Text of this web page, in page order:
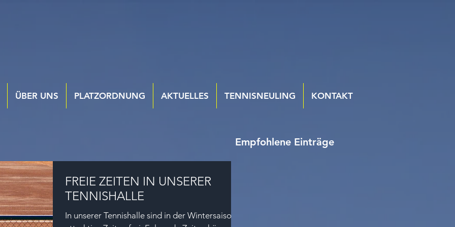
Empfohlene Einträge
FREIE ZEITEN IN UNSERER
TENNISHALLE
In unserer Tennishalle sind in der Wintersaison
ÜBER UNS PLATZORDNUNG AKTUELLES TENNISNEULING KONTAKT